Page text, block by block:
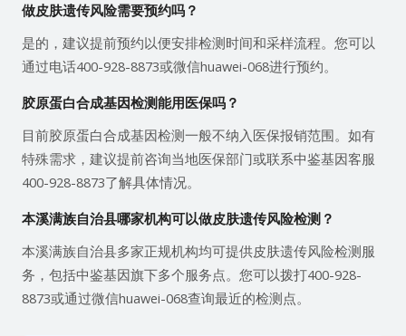
做皮肤遗传风险需要预约吗？
是的，建议提前预约以便安排检测时间和采样流程。您可以
通过电话400-928-8873或微信huawei-068进行预约。
胶原蛋白合成基因检测能用医保吗？
目前胶原蛋白合成基因检测一般不纳入医保报销范围。如有
特殊需求，建议提前咨询当地医保部门或联系中鉴基因客服
400-928-8873了解具体情况。
本溪满族自治县哪家机构可以做皮肤遗传风险检测？
本溪满族自治县多家正规机构均可提供皮肤遗传风险检测服
务，包括中鉴基因旗下多个服务点。您可以拨打400-928-
8873或通过微信huawei-068查询最近的检测点。